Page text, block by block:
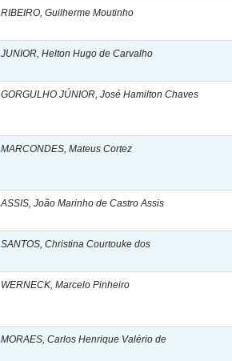
RIBEIRO, Guilherme Moutinho
JUNIOR, Helton Hugo de Carvalho
GORGULHO JÚNIOR, José Hamilton Chaves
MARCONDES, Mateus Cortez
ASSIS, João Marinho de Castro Assis
SANTOS, Christina Courtouke dos
WERNECK, Marcelo Pinheiro
MORAES, Carlos Henrique Valério de